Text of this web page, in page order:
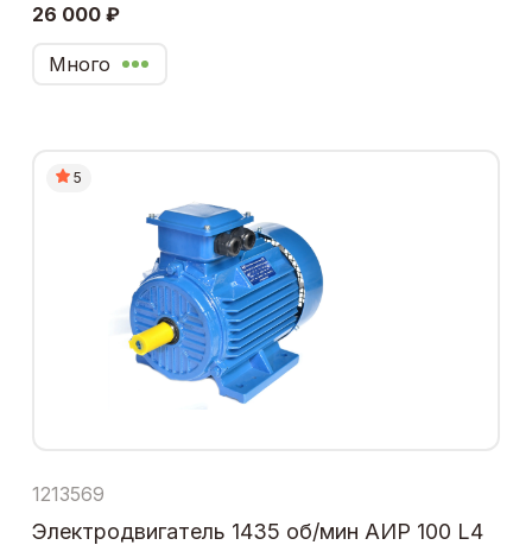
26 000 ₽
Много
5
1213569
Электродвигатель 1435 об/мин АИР 100 L4